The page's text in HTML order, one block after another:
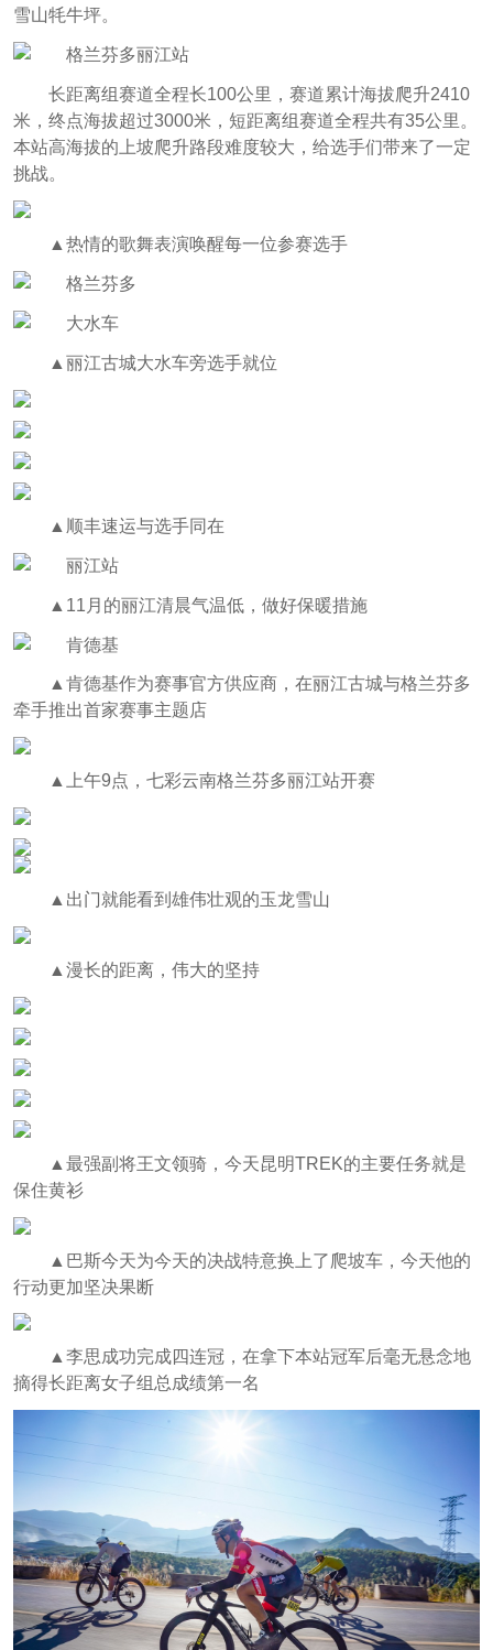
雪山牦牛坪。
长距离组赛道全程长100公里，赛道累计海拔爬升2410
米，终点海拔超过3000米，短距离组赛道全程共有35公里。
本站高海拔的上坡爬升路段难度较大，给选手们带来了一定
挑战。
▲热情的歌舞表演唤醒每一位参赛选手
▲丽江古城大水车旁选手就位
▲顺丰速运与选手同在
▲11月的丽江清晨气温低，做好保暖措施
▲肯德基作为赛事官方供应商，在丽江古城与格兰芬多
牵手推出首家赛事主题店
▲上午9点，七彩云南格兰芬多丽江站开赛
▲出门就能看到雄伟壮观的玉龙雪山
▲漫长的距离，伟大的坚持
▲最强副将王文领骑，今天昆明TREK的主要任务就是
保住黄衫
▲巴斯今天为今天的决战特意换上了爬坡车，今天他的
行动更加坚决果断
▲李思成功完成四连冠，在拿下本站冠军后毫无悬念地
摘得长距离女子组总成绩第一名